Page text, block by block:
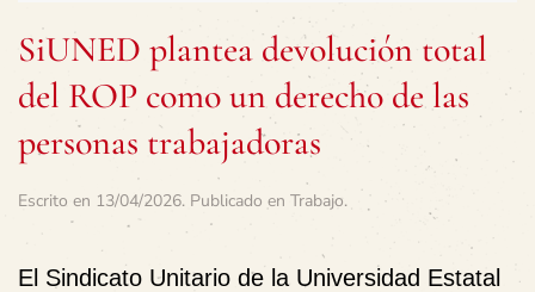
SiUNED plantea devolución total
del ROP como un derecho de las
personas trabajadoras
Escrito en 13/04/2026. Publicado en Trabajo.
El Sindicato Unitario de la Universidad Estatal